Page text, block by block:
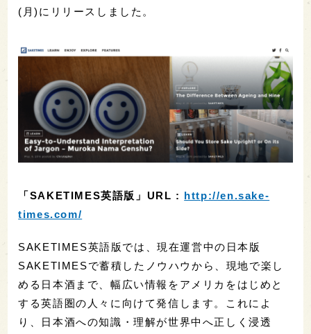
(月)にリリースしました。
「SAKETIMES英語版」URL : http://en.sake-
times.com/
SAKETIMES英語版では、現在運営中の日本版
SAKETIMESで蓄積したノウハウから、現地で楽し
める日本酒まで、幅広い情報をアメリカをはじめと
する英語圏の人々に向けて発信します。これによ
り、日本酒への知識・理解が世界中へ正しく浸透